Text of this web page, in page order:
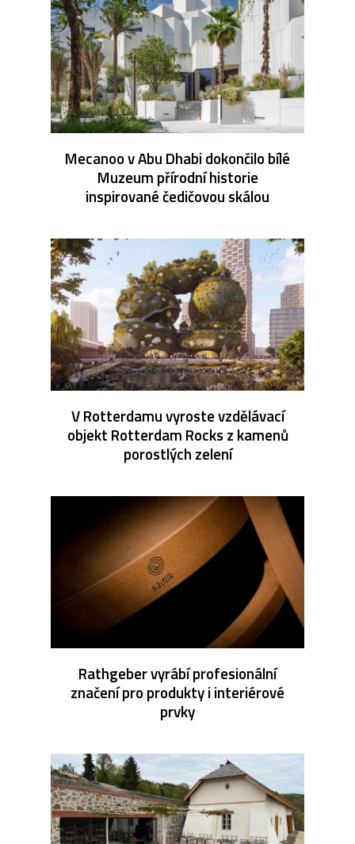
Mecanoo v Abu Dhabi dokončilo bílé
Muzeum přírodní historie
inspirované čedičovou skálou
V Rotterdamu vyroste vzdělávací
objekt Rotterdam Rocks z kamenů
porostlých zelení
Rathgeber vyrábí profesionální
značení pro produkty i interiérové
prvky